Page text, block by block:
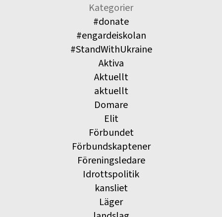
Kategorier
#donate
#engardeiskolan
#StandWithUkraine
Aktiva
Aktuellt
aktuellt
Domare
Elit
Förbundet
Förbundskaptener
Föreningsledare
Idrottspolitik
kansliet
Läger